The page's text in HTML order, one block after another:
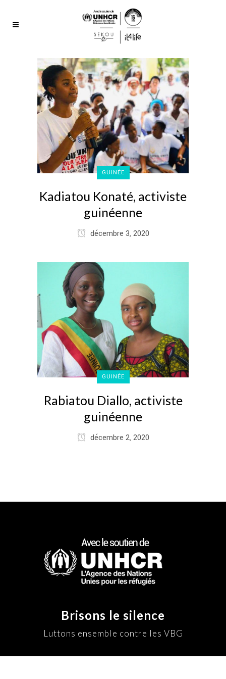
GUINÉE
Kadiatou Konaté, activiste
guinéenne
décembre 3, 2020
GUINÉE
Rabiatou Diallo, activiste
guinéenne
décembre 2, 2020
Brisons le silence
Luttons ensemble contre les VBG